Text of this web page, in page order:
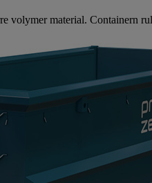
volymer material. Containern